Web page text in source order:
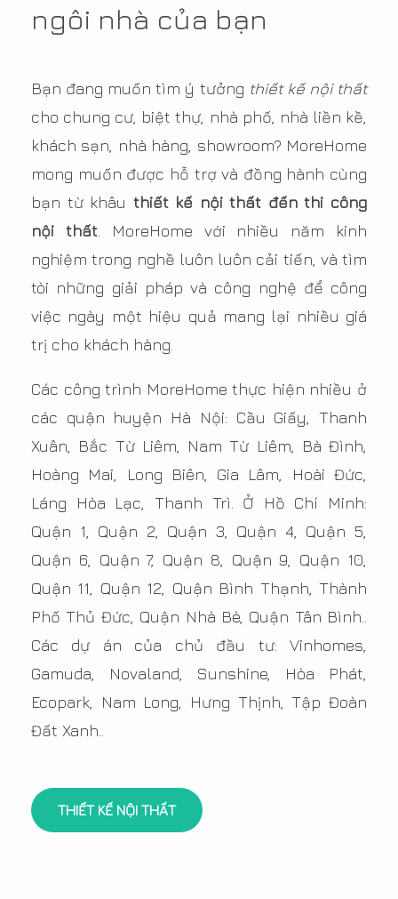
ngôi nhà của bạn
Bạn đang muốn tìm ý tưởng thiết kế nội thất
cho chung cư, biệt thự, nhà phố, nhà liền kề,
khách sạn, nhà hàng, showroom? MoreHome
mong muốn được hỗ trợ và đồng hành cùng
bạn từ khâu thiết kế nội thất đến thi công
nội thất. MoreHome với nhiều năm kinh
nghiệm trong nghề luôn luôn cải tiến, và tìm
tòi những giải pháp và công nghệ để công
việc ngày một hiệu quả mang lại nhiều giá
trị cho khách hàng.
Các công trình MoreHome thực hiện nhiều ở
các quận huyện Hà Nội: Cầu Giấy, Thanh
Xuân, Bắc Từ Liêm, Nam Từ Liêm, Bà Đình,
Hoàng Mai, Long Biên, Gia Lâm, Hoài Đức,
Láng Hòa Lạc, Thanh Trì. Ở Hồ Chí Minh:
Quận 1, Quận 2, Quận 3, Quận 4, Quận 5,
Quận 6, Quận 7, Quận 8, Quận 9, Quận 10,
Quận 11, Quận 12, Quận Bình Thạnh, Thành
Phố Thủ Đức, Quận Nhà Bè, Quận Tân Bình..
Các dự án của chủ đầu tư: Vinhomes,
Gamuda, Novaland, Sunshine, Hòa Phát,
Ecopark, Nam Long, Hưng Thịnh, Tập Đoàn
Đất Xanh..
THIẾT KẾ NỘI THẤT